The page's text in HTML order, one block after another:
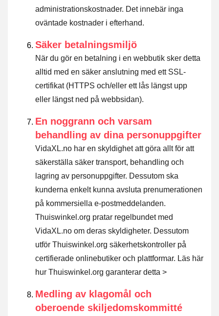
administrationskostnader. Det innebär inga
oväntade kostnader i efterhand.
Säker betalningsmiljö
När du gör en betalning i en webbutik sker detta
alltid med en säker anslutning med ett SSL-
certifikat (HTTPS och/eller ett lås längst upp
eller längst ned på webbsidan).
En noggrann och varsam
behandling av dina personuppgifter
VidaXL.no har en skyldighet att göra allt för att
säkerställa säker transport, behandling och
lagring av personuppgifter. Dessutom ska
kunderna enkelt kunna avsluta prenumerationen
på kommersiella e-postmeddelanden.
Thuiswinkel.org pratar regelbundet med
VidaXL.no om deras skyldigheter. Dessutom
utför Thuiswinkel.org säkerhetskontroller på
certifierade onlinebutiker och plattformar. Läs här
hur Thuiswinkel.org garanterar detta >
Medling av klagomål och
oberoende skiljedomskommitté